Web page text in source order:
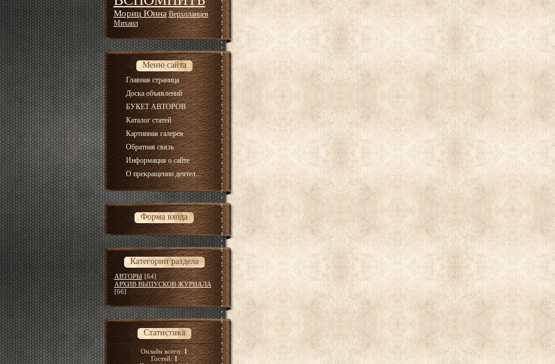
Мориц Юнна Верхоланцев
Михаил
Меню сайта
Главная страница
Доска объявлений
БУКЕТ АВТОРОВ
Каталог статей
Картинная галерея
Обратная связь
Информация о сайте
О прекращении деятел...
Форма входа
Категории раздела
АВТОРЫ [64]
АРХИВ ВЫПУСКОВ ЖУРНАЛА
[66]
Статистика
Онлайн всего:1
Гостей:1